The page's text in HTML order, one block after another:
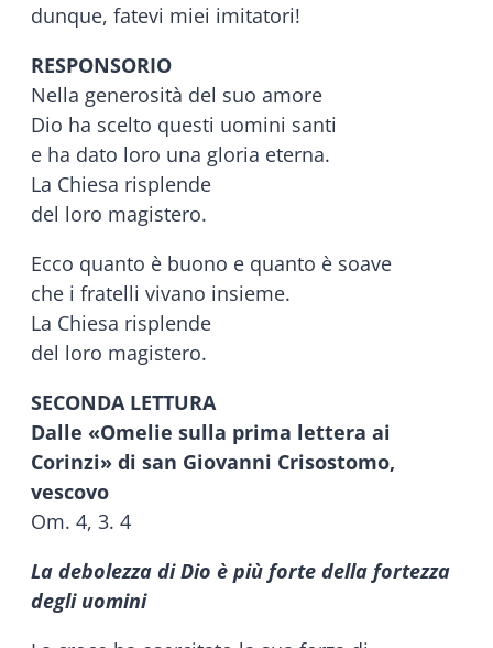
dunque, fatevi miei imitatori!
RESPONSORIO
Nella generosità del suo amore
Dio ha scelto questi uomini santi
e ha dato loro una gloria eterna.
La Chiesa risplende
del loro magistero.
Ecco quanto è buono e quanto è soave
che i fratelli vivano insieme.
La Chiesa risplende
del loro magistero.
SECONDA LETTURA
Dalle «Omelie sulla prima lettera ai
Corinzi» di san Giovanni Crisostomo,
vescovo
Om. 4, 3. 4
La debolezza di Dio è più forte della fortezza
degli uomini